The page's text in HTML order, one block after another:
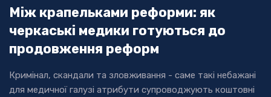
Між крапельками реформи: як
черкаські медики готуються до
продовження реформ
Кримінал, скандали та зловживання - саме такі небажані
для медичної галузі атрибути супроводжують коштовні